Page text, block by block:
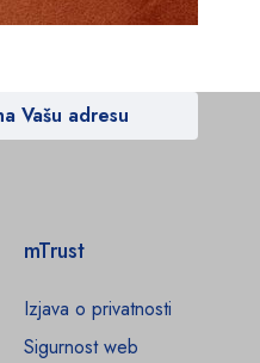
Vašu adresu
mTrust
Izjava o privatnosti
Sigurnost web